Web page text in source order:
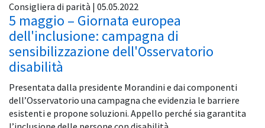
Consigliera di parità | 05.05.2022
5 maggio – Giornata europea
dell'inclusione: campagna di
sensibilizzazione dell'Osservatorio
disabilità
Presentata dalla presidente Morandini e dai componenti
dell’Osservatorio una campagna che evidenzia le barriere
esistenti e propone soluzioni. Appello perché sia garantita